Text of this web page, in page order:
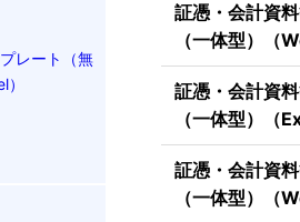
レート（無
証憑・会計資
（一体型）（
証憑・会計資
（一体型）（
証憑・会計資
（一体型）（